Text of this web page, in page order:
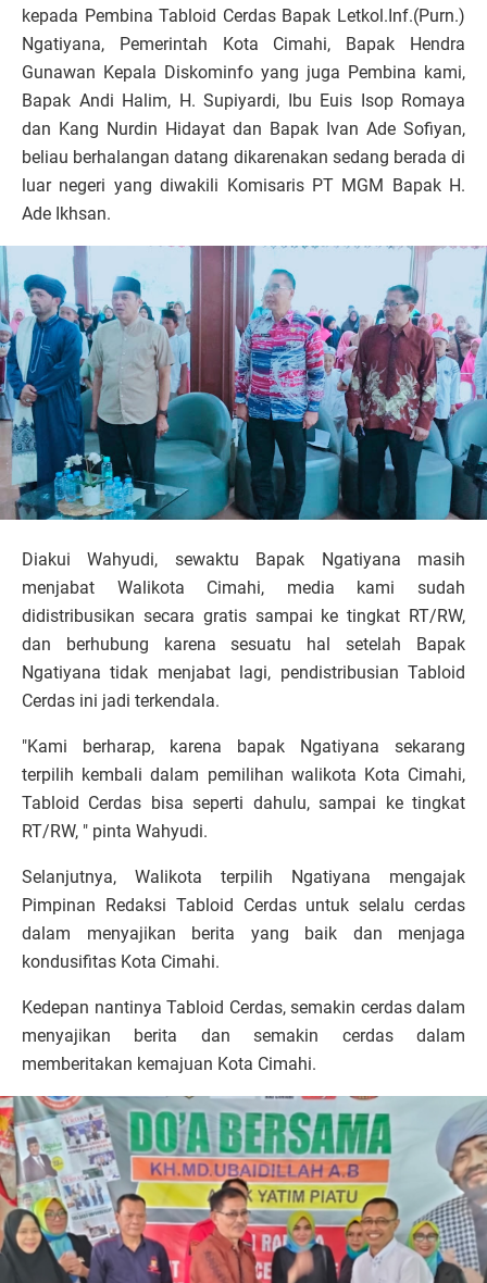
kepada Pembina Tabloid Cerdas Bapak Letkol.Inf.(Purn.)
Ngatiyana, Pemerintah Kota Cimahi, Bapak Hendra
Gunawan Kepala Diskominfo yang juga Pembina kami,
Bapak Andi Halim, H. Supiyardi, Ibu Euis Isop Romaya
dan Kang Nurdin Hidayat dan Bapak Ivan Ade Sofiyan,
beliau berhalangan datang dikarenakan sedang berada di
luar negeri yang diwakili Komisaris PT MGM Bapak H.
Ade Ikhsan.
Diakui Wahyudi, sewaktu Bapak Ngatiyana masih
menjabat Walikota Cimahi, media kami sudah
didistribusikan secara gratis sampai ke tingkat RT/RW,
dan berhubung karena sesuatu hal setelah Bapak
Ngatiyana tidak menjabat lagi, pendistribusian Tabloid
Cerdas ini jadi terkendala.
"Kami berharap, karena bapak Ngatiyana sekarang
terpilih kembali dalam pemilihan walikota Kota Cimahi,
Tabloid Cerdas bisa seperti dahulu, sampai ke tingkat
RT/RW, " pinta Wahyudi.
Selanjutnya, Walikota terpilih Ngatiyana mengajak
Pimpinan Redaksi Tabloid Cerdas untuk selalu cerdas
dalam menyajikan berita yang baik dan menjaga
kondusifitas Kota Cimahi.
Kedepan nantinya Tabloid Cerdas, semakin cerdas dalam
menyajikan berita dan semakin cerdas dalam
memberitakan kemajuan Kota Cimahi.